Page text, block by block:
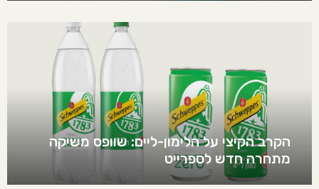
הקרב הקיצי על הלימון-ליים: שוופס משיקה
מתחרה חדש לספרייט